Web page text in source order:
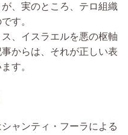
、実のところ、テロ組織
す。
、イスラエルを悪の枢軸
からは、それが正しい表
す。
ャンティ・フーラによる